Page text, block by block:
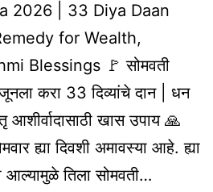
2026 | 33 Diya Daan
for Wealth,
Blessings 🚩 सोमवती
करा 33 दिव्यांचे दान | धन
आशीर्वादासाठी खास उपाय 🙏
ह्या दिवशी अमावस्या आहे. ह्या
आल्यामुळे तिला सोमवती…